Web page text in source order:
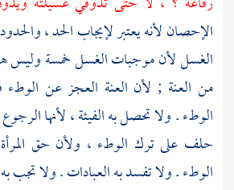
الإحصان لأنه يعتبر لإيجاب الحد ،
الغسل لأن موجبات الغسل خمسة وليس
من العنة ; لأن العنة العجز عن الوطء
الوطء . ولا تحصل به الفيئة ، لأنها
حلف على ترك الوطء ، ولأن حق
الوطء . ولا تفسد به العبادات . ولا تجب